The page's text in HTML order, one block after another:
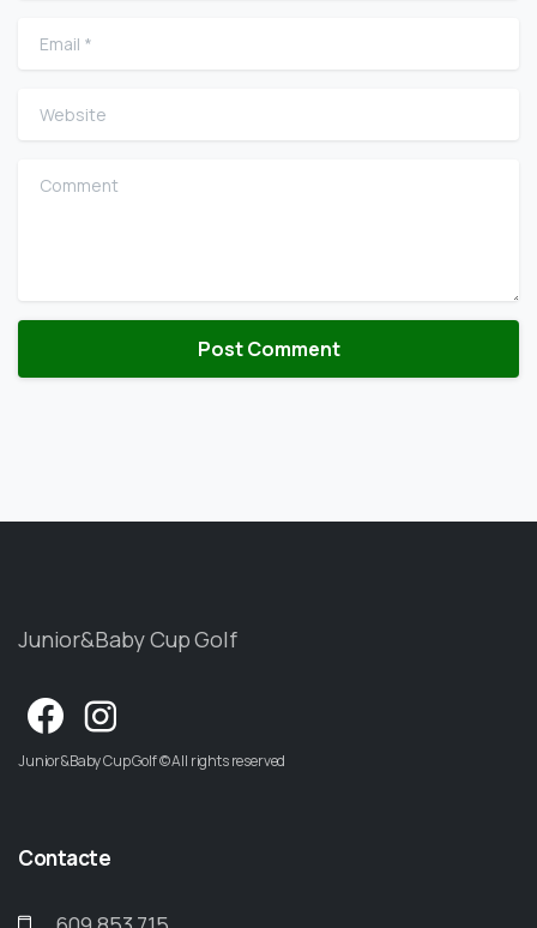
Email
Website
Comment
Junior&Baby Cup Golf
Junior&Baby Cup Golf © All rights reserved
Contacte